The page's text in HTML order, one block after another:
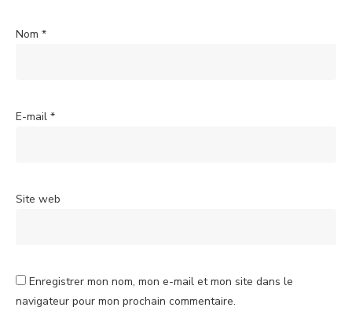
Nom *
E-mail *
Site web
Enregistrer mon nom, mon e-mail et mon site dans le
navigateur pour mon prochain commentaire.